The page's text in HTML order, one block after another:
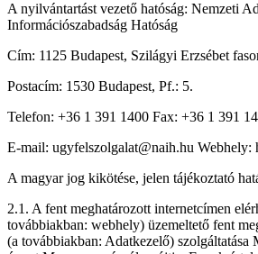
A nyilvántartást vezető hatóság: Nemzeti
Információszabadság Hatóság
Cím: 1125 Budapest, Szilágyi Erzsébet
Postacím: 1530 Budapest, Pf.: 5.
Telefon: +36 1 391 1400 Fax: +36 1 391
E-mail: ugyfelszolgalat@naih.hu Webhely:
A magyar jog kikötése, jelen tájékoztató
2.1. A fent meghatározott internetcímen
továbbiakban: webhely) üzemeltető fent
(a továbbiakban: Adatkezelő) szolgáltatása